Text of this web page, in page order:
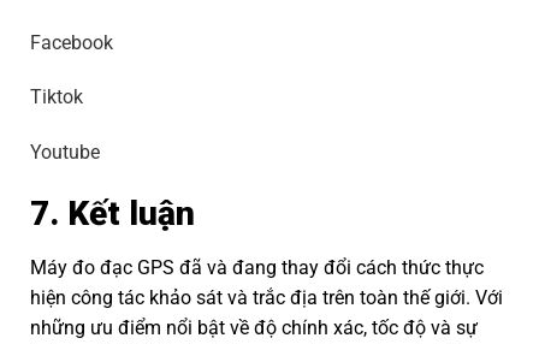
Facebook
Tiktok
Youtube
7. Kết luận
Máy đo đạc GPS đã và đang thay đổi cách thức thực
hiện công tác khảo sát và trắc địa trên toàn thế giới. Với
những ưu điểm nổi bật về độ chính xác, tốc độ và sự